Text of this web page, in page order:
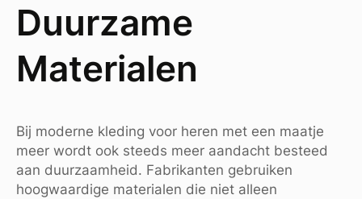
Duurzame
Materialen
Bij moderne kleding voor heren met een maatje
meer wordt ook steeds meer aandacht besteed
aan duurzaamheid. Fabrikanten gebruiken
hoogwaardige materialen die niet alleen